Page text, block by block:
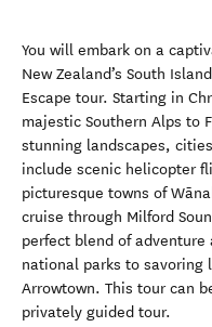
You will embark on a
New Zealand’s South
Escape tour. Starting in
majestic Southern Alps to
stunning landscapes,
include scenic helicopter
picturesque towns of
cruise through Milford
perfect blend of
national parks to savoring
Arrowtown. This tour can
privately guided tour.